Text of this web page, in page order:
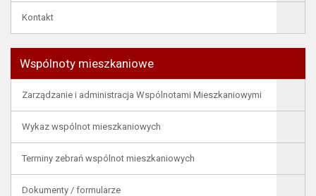
Kontakt
Wspólnoty mieszkaniowe
Zarządzanie i administracja Wspólnotami Mieszkaniowymi
Wykaz wspólnot mieszkaniowych
Terminy zebrań wspólnot mieszkaniowych
Dokumenty / formularze